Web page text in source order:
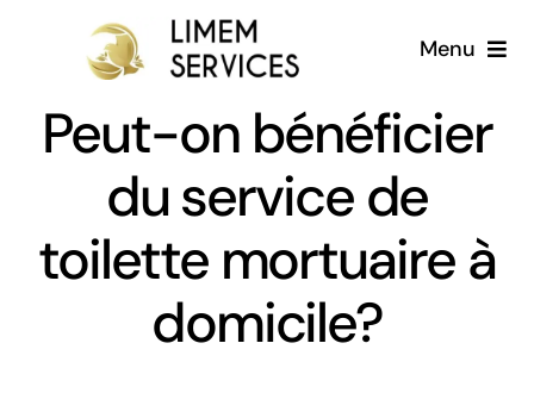
Menu
Accueil
A propos
Services
Galerie
Peut-on bénéficier
du service de
toilette mortuaire à
domicile?